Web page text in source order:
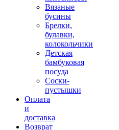
Вязаные
бусины
Брелки,
булавки,
колокольчики
Детская
бамбуковая
посуда
Соски-
пустышки
Оплата
и
доставка
Возврат